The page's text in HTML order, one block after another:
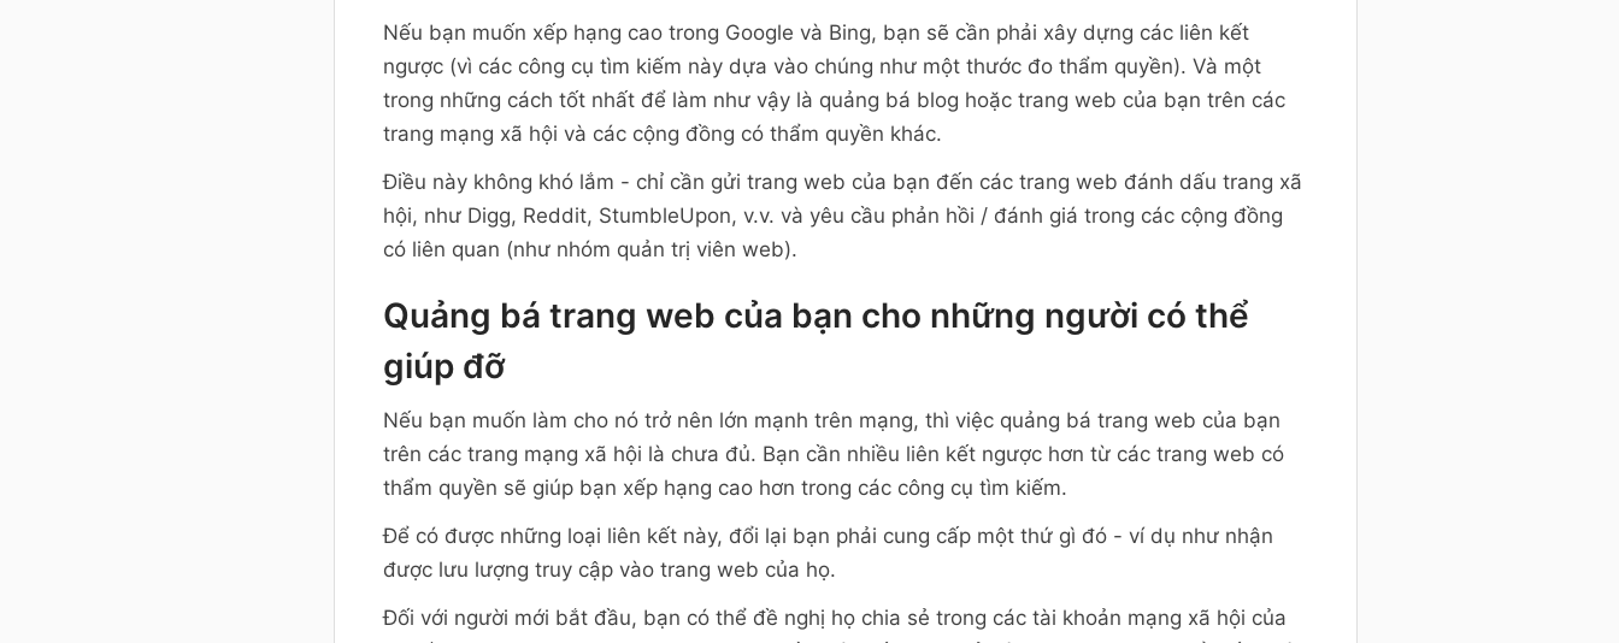
Nếu bạn muốn xếp hạng cao trong Google và Bing, bạn sẽ cần phải xây dựng các liên kết
ngược (vì các công cụ tìm kiếm này dựa vào chúng như một thước đo thẩm quyền). Và một
trong những cách tốt nhất để làm như vậy là quảng bá blog hoặc trang web của bạn trên các
trang mạng xã hội và các cộng đồng có thẩm quyền khác.
Điều này không khó lắm - chỉ cần gửi trang web của bạn đến các trang web đánh dấu trang xã
hội, như Digg, Reddit, StumbleUpon, v.v. và yêu cầu phản hồi / đánh giá trong các cộng đồng
có liên quan (như nhóm quản trị viên web).
Quảng bá trang web của bạn cho những người có thể
giúp đỡ
Nếu bạn muốn làm cho nó trở nên lớn mạnh trên mạng, thì việc quảng bá trang web của bạn
trên các trang mạng xã hội là chưa đủ. Bạn cần nhiều liên kết ngược hơn từ các trang web có
thẩm quyền sẽ giúp bạn xếp hạng cao hơn trong các công cụ tìm kiếm.
Để có được những loại liên kết này, đổi lại bạn phải cung cấp một thứ gì đó - ví dụ như nhận
được lưu lượng truy cập vào trang web của họ.
Đối với người mới bắt đầu, bạn có thể đề nghị họ chia sẻ trong các tài khoản mạng xã hội của